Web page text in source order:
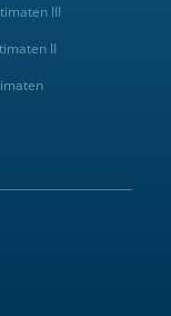
III
II